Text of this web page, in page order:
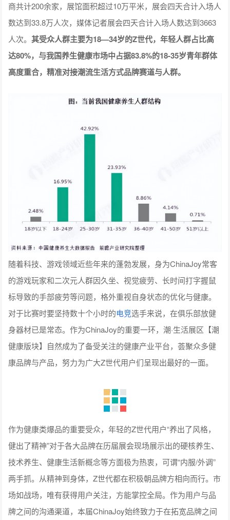
商共计200余家，展馆面积超过10万平米，展会四天合计入场人
数达到33.8万人次，媒体记者展会四天合计入场人数达到3663
人次。其受众人群主要为18—34岁的Z世代，年轻人群占比高
达80%，与我国养生健康市场中占据83.8%的18-35岁青年群体
高度重合，精准对接潮流生活方式品牌赛道与人群。
随着科技、游戏领域近些年来的蓬勃发展，身为ChinaJoy常客
的游戏玩家和二次元人群因久坐、视觉疲劳、长时间打字握鼠
标导致的手部疲劳等问题，格外重视自身状态的优化与健康。
对于比赛时要坚持数十个小时的电竞选手来说，在俱乐部放健
身器材已是常态。作为ChinaJoy的重要一环，潮·生活展区【潮
健康版块】自然成为了备受关注的健康产业平台，荟聚众多健
康品牌与产品，努力为广大Z世代用户们呈现出最好的一面。
作为健康类爆品的重要受众，年轻的Z世代用户“养出了风格，
健出了精神”对于各大品牌在历届展会现场展示出的硬核养生、
技术养生、健康生活新概念等方面极为热衷，可谓“内服/外调”
两手抓。从精神到身体，Z世代都在积极朝品牌方相向而行。市
场如战场，唯有获得用户关注，方能掌控全局。作为用户与品
牌之间的沟通渠道，本届ChinaJoy始终致力于在拓宽品牌之间